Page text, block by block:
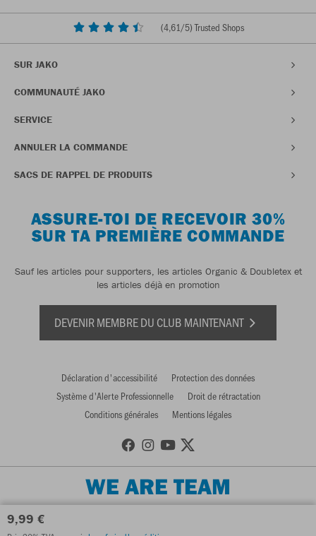
9,99 €
(4,61/5) Trusted Shops
SUR JAKO
COMMUNAUTÉ JAKO
SERVICE
ANNULER LA COMMANDE
SACS DE RAPPEL DE PRODUITS
ASSURE-TOI DE RECEVOIR 30%
SUR TA PREMIÈRE COMMANDE
Sauf les articles pour supporters, les articles Organic & Doubletex et
les articles déjà en promotion
DEVENIR MEMBRE DU CLUB MAINTENANT
Déclaration d'accessibilité
Protection des données
Système d'Alerte Professionnelle
Droit de rétractation
Conditions générales
Mentions légales
WE ARE TEAM